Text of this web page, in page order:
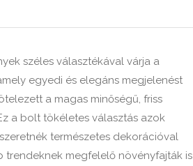
széles választékával várja a
egyedi és elegáns megjelenést
a magas minőségű, friss
a bolt tökéletes választás azok
természetes dekorációval
trendeknek megfelelő növényfajták is